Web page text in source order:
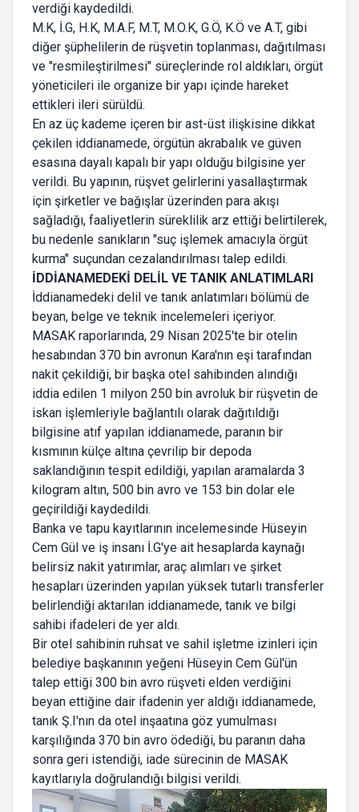
verdiği kaydedildi.
M.K, İ.G, H.K, M.A.F, M.T, M.O.K, G.Ö, K.Ö ve A.T, gibi
diğer şüphelilerin de rüşvetin toplanması, dağıtılması
ve "resmileştirilmesi" süreçlerinde rol aldıkları, örgüt
yöneticileri ile organize bir yapı içinde hareket
ettikleri ileri sürüldü.
En az üç kademe içeren bir ast-üst ilişkisine dikkat
çekilen iddianamede, örgütün akrabalık ve güven
esasına dayalı kapalı bir yapı olduğu bilgisine yer
verildi. Bu yapının, rüşvet gelirlerini yasallaştırmak
için şirketler ve bağışlar üzerinden para akışı
sağladığı, faaliyetlerin süreklilik arz ettiği belirtilerek,
bu nedenle sanıkların "suç işlemek amacıyla örgüt
kurma" suçundan cezalandırılması talep edildi.
İDDİANAMEDEKİ DELİL VE TANIK ANLATIMLARI
İddianamedeki delil ve tanık anlatımları bölümü de
beyan, belge ve teknik incelemeleri içeriyor.
MASAK raporlarında, 29 Nisan 2025'te bir otelin
hesabından 370 bin avronun Kara'nın eşi tarafından
nakit çekildiği, bir başka otel sahibinden alındığı
iddia edilen 1 milyon 250 bin avroluk bir rüşvetin de
iskan işlemleriyle bağlantılı olarak dağıtıldığı
bilgisine atıf yapılan iddianamede, paranın bir
kısmının külçe altına çevrilip bir depoda
saklandığının tespit edildiği, yapılan aramalarda 3
kilogram altın, 500 bin avro ve 153 bin dolar ele
geçirildiği kaydedildi.
Banka ve tapu kayıtlarının incelemesinde Hüseyin
Cem Gül ve iş insanı İ.G'ye ait hesaplarda kaynağı
belirsiz nakit yatırımlar, araç alımları ve şirket
hesapları üzerinden yapılan yüksek tutarlı transferler
belirlendiği aktarılan iddianamede, tanık ve bilgi
sahibi ifadeleri de yer aldı.
Bir otel sahibinin ruhsat ve sahil işletme izinleri için
belediye başkanının yeğeni Hüseyin Cem Gül'ün
talep ettiği 300 bin avro rüşveti elden verdiğini
beyan ettiğine dair ifadenin yer aldığı iddianamede,
tanık Ş.I'nın da otel inşaatına göz yumulması
karşılığında 370 bin avro ödediği, bu paranın daha
sonra geri istendiği, iade sürecinin de MASAK
kayıtlarıyla doğrulandığı bilgisi verildi.